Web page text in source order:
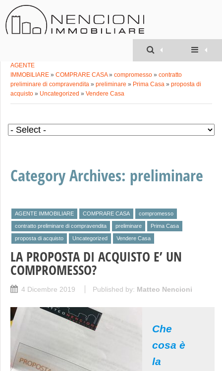
AGENTE
IMMOBILIARE » COMPRARE CASA» compromesso » contratto
preliminare di compravendita » preliminare » Prima Casa » proposta di
acquisto » Uncategorized » Vendere Casa
Category Archives: preliminare
AGENTE IMMOBILIARE COMPRARE CASA compromesso
contratto preliminare di compravendita preliminare Prima Casa
proposta di acquisto Uncategorized Vendere Casa
LA PROPOSTA DI ACQUISTO E’ UN
COMPROMESSO?
4 Dicembre 2019 Published by: Matteo Nencioni
Che
cosa è
la